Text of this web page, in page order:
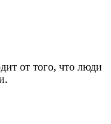
от того, что люди